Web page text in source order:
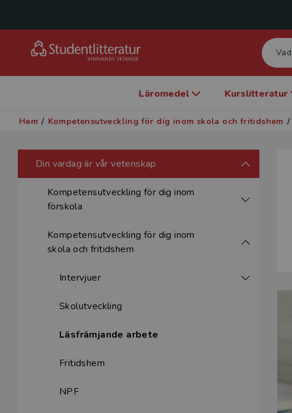
Läromedel Kurslitteratur
Hem / Kompetensutveckling för dig inom skola och fritidshem /
Din vardag är vår vetenskap
Kompetensutveckling för dig inom
förskola
Kompetensutveckling för dig inom
skola och fritidshem
Intervjuer
Skolutveckling
Läsfrämjande arbete
Fritidshem
NPF